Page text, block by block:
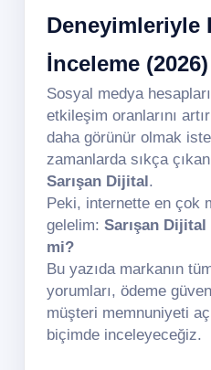
Deneyimleriyle
İnceleme (2026)
Sosyal medya
etkileşim oranlarını
daha görünür olmak
zamanlarda sıkça
Sarışan Dijital.
Peki, internette en çok
gelelim: Sarışan
mi?
Bu yazıda markanın
yorumları, ödeme
müşteri memnuniyeti
biçimde inceleyeceğiz.